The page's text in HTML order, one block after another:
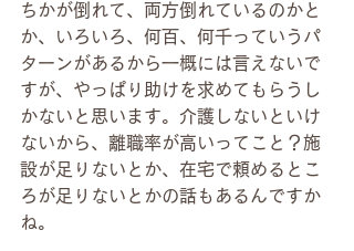
ちかが倒れて、両方倒れているのかと
か、いろいろ、何百、何千っていうパ
ターンがあるから一概には言えないで
すが、やっぱり助けを求めてもらうし
かないと思います。介護しないといけ
ないから、離職率が高いってこと？施
設が足りないとか、在宅で頼めるとこ
ろが足りないとかの話もあるんですか
ね。